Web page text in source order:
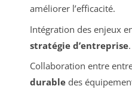
améliorer l’efficacité.
Intégration des enjeux
stratégie d’entreprise.
Collaboration entre
durabledes